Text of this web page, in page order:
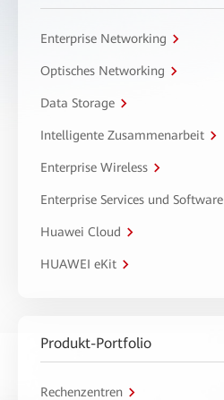
Enterprise Networking
Optisches Networking
Data Storage
Intelligente Zusammenarbeit
Enterprise Wireless
Enterprise Services und Software
Huawei Cloud
HUAWEI eKit
Produkt-Portfolio
Rechenzentren